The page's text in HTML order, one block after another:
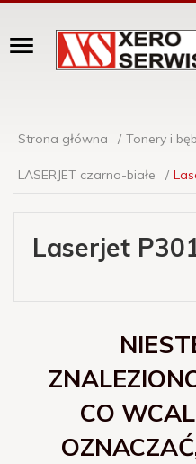
Strona główna Tonery i
LASERJET czarno-białe
Laserjet
CO